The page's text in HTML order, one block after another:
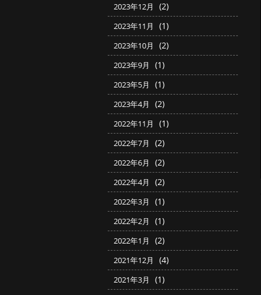
2023年12月 (2)
2023年11月 (1)
2023年10月 (2)
2023年9月 (1)
2023年5月 (1)
2023年4月 (2)
2022年11月 (1)
2022年7月 (2)
2022年6月 (2)
2022年4月 (2)
2022年3月 (1)
2022年2月 (1)
2022年1月 (2)
2021年12月 (4)
2021年3月 (1)